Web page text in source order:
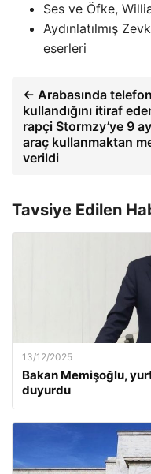
Ses ve Öfke,
Aydınlatılmış
eserleri
← Arabasında telefon
kullandığını itiraf
rapçi Stormzy’ye 9
araç kullanmaktan
verildi
Tavsiye Edilen
13/12/2025
Bakan Memişoğlu,
duyurdu